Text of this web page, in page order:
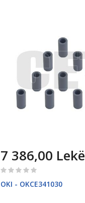
7 386,00 Lekë
Rating:
OKI - OKCE341030